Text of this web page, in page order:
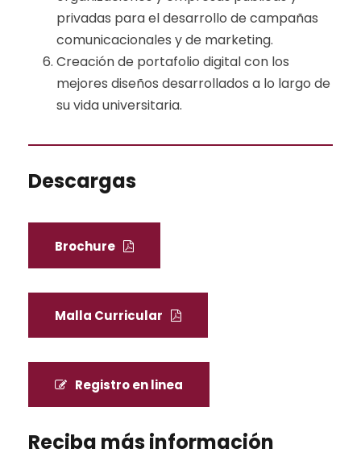
privadas para el desarrollo de campañas
comunicacionales y de marketing.
Creación de portafolio digital con los
mejores diseños desarrollados a lo largo de
su vida universitaria.
Descargas
Brochure
Malla Curricular
Registro en linea
Reciba más información